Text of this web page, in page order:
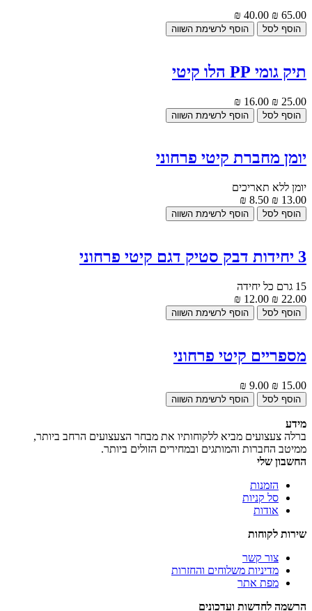
65.00 ₪
40.00 ₪
תיק גומי PP הלו קיטי
25.00 ₪
16.00 ₪
יומן מחברת קיטי פרחוני
יומן ללא תאריכים
13.00 ₪
8.50 ₪
3 יחידות דבק סטיק דגם קיטי פרחוני
15 גרם כל יחידה
22.00 ₪
12.00 ₪
מספריים קיטי פרחוני
15.00 ₪
9.00 ₪
מידע
ברלה צעצועים מביא ללקוחותיו את מבחר הצעצועים הרחב ביותר,
ממיטב החברות והמותגים ובמחירים הזולים ביותר.
החשבון שלי
הזמנות
סל קניות
אודות
שירות לקוחות
צור קשר
מדיניות משלוחים והחזרות
מפת אתר
הרשמה לחדשות ועדכונים